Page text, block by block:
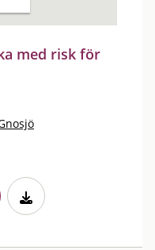
med risk för